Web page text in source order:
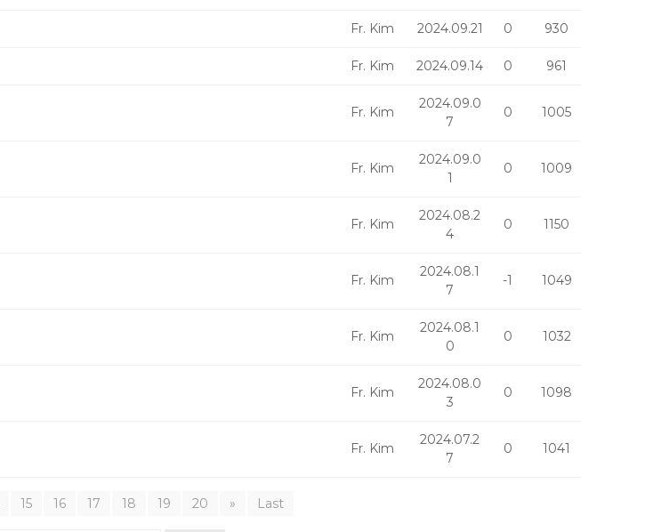
Fr. Kim 2024.09.21 0 930
Fr. Kim 2024.09.14 0 961
Fr. Kim
2024.09.0
7
0 1005
Fr. Kim
2024.09.0
1
0 1009
Fr. Kim
2024.08.2
4
0 1150
Fr. Kim
2024.08.1
7
-1 1049
Fr. Kim
2024.08.1
0
0 1032
Fr. Kim
2024.08.0
3
0 1098
Fr. Kim
2024.07.2
7
0 1041
15 16 17 18 19 20 » Last